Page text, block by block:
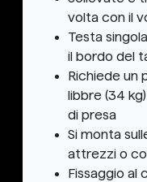
volta con il
Testa
il bordo del
Richiede un
libbre (34
di presa
Si monta
attrezzi o
Fissaggio al